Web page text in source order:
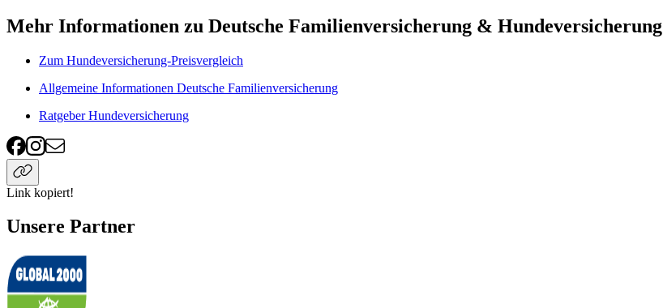
Mehr Informationen zu Deutsche Familienversicherung & Hundeversicherung
Zum Hundeversicherung-Preisvergleich
Allgemeine Informationen Deutsche Familienversicherung
Ratgeber Hundeversicherung
Link kopiert!
Unsere Partner